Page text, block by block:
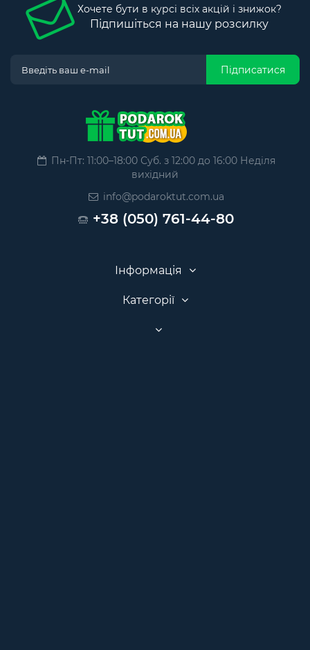
Хочете бути в курсі всіх акцій і знижок?
Підпишіться на нашу розсилку
Підписатися
Пн-Пт: 11:00–18:00 Суб. з 12:00 до 16:00 Неділя
вихідний
info@podaroktut.com.ua
+38 (050) 761-44-80
Інформація
Категорії